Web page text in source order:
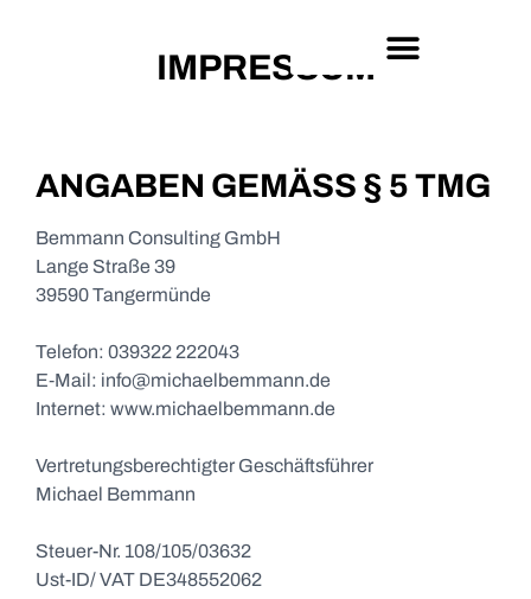
IMPRESSUM
ANGABEN GEMÄSS § 5 TMG
Bemmann Consulting GmbH
Lange Straße 39
39590 Tangermünde
Telefon: 039322 222043
E‑Mail: info@michaelbemmann.de
Internet: www.michaelbemmann.de
Vertretungsberechtigter Geschäftsführer
Michael Bemmann
Steuer-Nr. 108/105/03632
Ust-ID/ VAT DE348552062